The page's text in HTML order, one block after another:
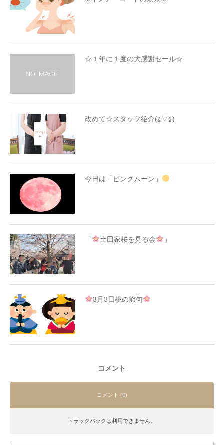
☆１年に１度の大感謝セール☆
改めて☆スタッフ紹介(≧▽≦)
今日は「ピンクムーン」
「 土田家桜を見る会 」
3月3日桃の節句
コメント
コメント (0)
トラックバックは利用できません。